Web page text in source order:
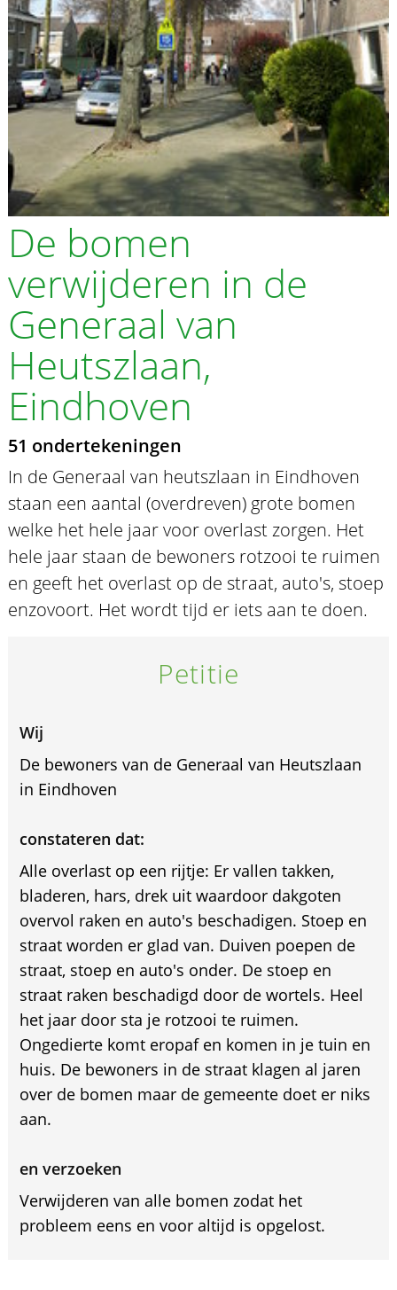
De bomen
verwijderen in de
Generaal van
Heutszlaan,
Eindhoven
51 ondertekeningen
In de Generaal van heutszlaan in Eindhoven
staan een aantal (overdreven) grote bomen
welke het hele jaar voor overlast zorgen. Het
hele jaar staan de bewoners rotzooi te ruimen
en geeft het overlast op de straat, auto's, stoep
enzovoort. Het wordt tijd er iets aan te doen.
Petitie
Wij
De bewoners van de Generaal van Heutszlaan
in Eindhoven
constateren dat:
Alle overlast op een rijtje: Er vallen takken,
bladeren, hars, drek uit waardoor dakgoten
overvol raken en auto's beschadigen. Stoep en
straat worden er glad van. Duiven poepen de
straat, stoep en auto's onder. De stoep en
straat raken beschadigd door de wortels. Heel
het jaar door sta je rotzooi te ruimen.
Ongedierte komt eropaf en komen in je tuin en
huis. De bewoners in de straat klagen al jaren
over de bomen maar de gemeente doet er niks
aan.
en verzoeken
Verwijderen van alle bomen zodat het
probleem eens en voor altijd is opgelost.